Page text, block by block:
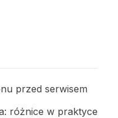
przed serwisem
różnice w praktyce